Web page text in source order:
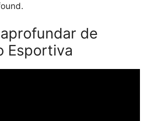
de
Esportiva